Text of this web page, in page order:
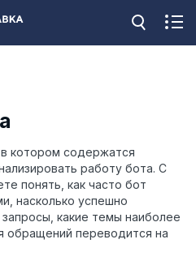
котором содержатся
работу бота. С
понять, как часто бот
насколько успешно
какие темы наиболее
обращений переводится на